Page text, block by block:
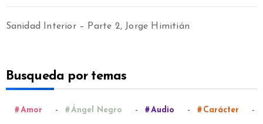
Sanidad Interior – Parte 2, Jorge Himitián
Busqueda por temas
Amor - Ángel Negro - Audio - Carácter -